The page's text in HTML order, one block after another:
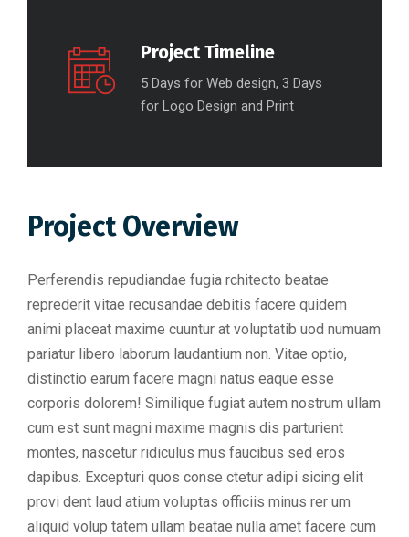
Project Timeline
5 Days for Web design, 3 Days
for Logo Design and Print
Project Overview
Perferendis repudiandae fugia rchitecto beatae
reprederit vitae recusandae debitis facere quidem
animi placeat maxime cuuntur at voluptatib uod numuam
pariatur libero laborum laudantium non. Vitae optio,
distinctio earum facere magni natus eaque esse
corporis dolorem! Similique fugiat autem nostrum ullam
cum est sunt magni maxime magnis dis parturient
montes, nascetur ridiculus mus faucibus sed eros
dapibus. Excepturi quos conse ctetur adipi sicing elit
provi dent laud atium voluptas officiis minus rer um
aliquid volup tatem ullam beatae nulla amet facere cum